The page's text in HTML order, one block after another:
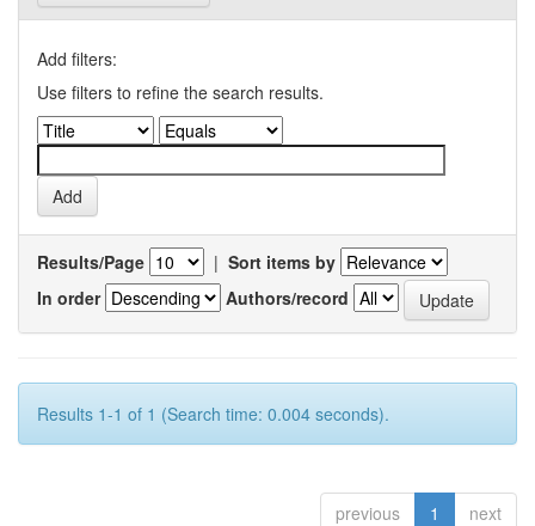
Add filters:
Use filters to refine the search results.
Results/Page | Sort items by
In order
Authors/record
Results 1-1 of 1 (Search time: 0.004 seconds).
previous 1 next